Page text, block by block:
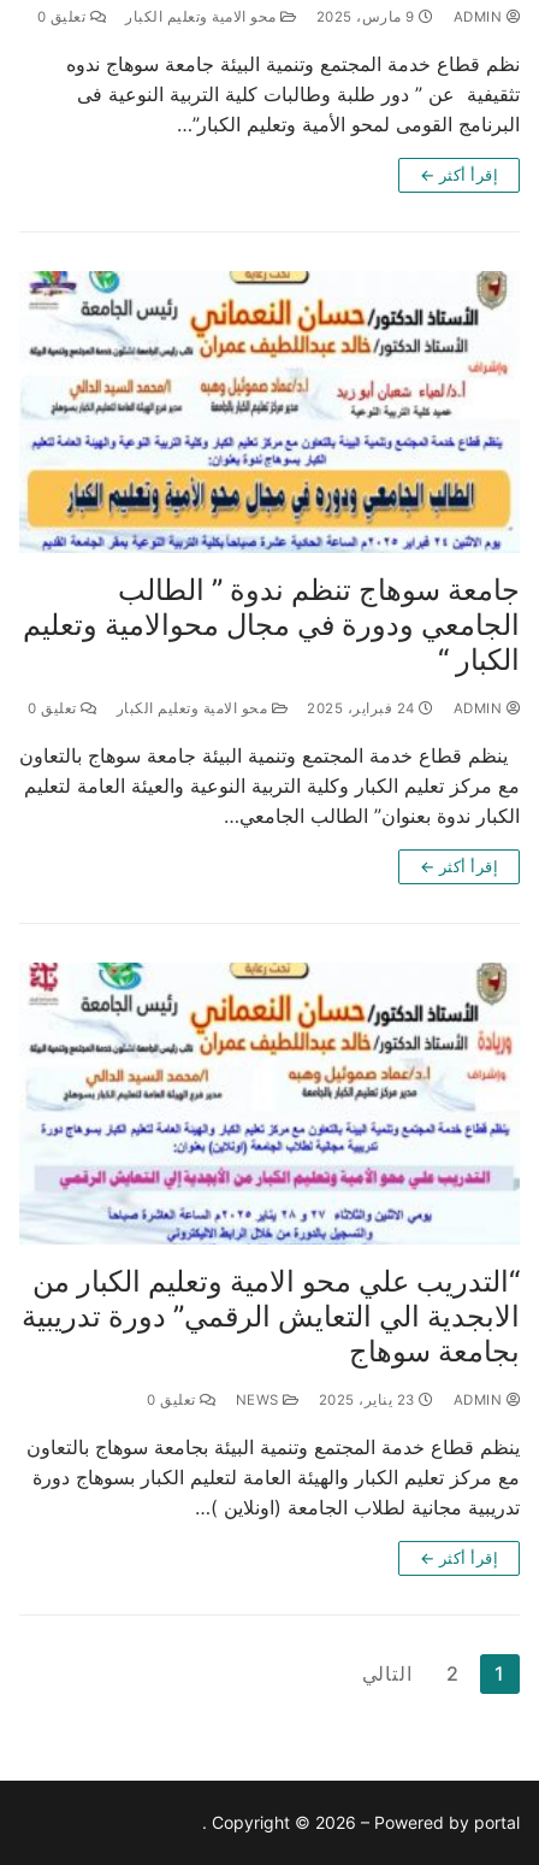
9 مارس، 2025 محو الامية وتعليم الكبار تعليق 0
نظم قطاع خدمة المجتمع وتنمية البيئة جامعة سوهاج ندوه
تثقيفية عن ” دور طلبة وطالبات كلية التربية النوعية فى
البرنامج القومى لمحو الأمية وتعليم الكبار”…
إقرأ أكثر ←
جامعة سوهاج تنظم ندوة ” الطالب
الجامعي ودورة في مجال محوالامية وتعليم
الكبار “
24 فبراير، 2025 محو الامية وتعليم الكبار تعليق 0
ينظم قطاع خدمة المجتمع وتنمية البيئة جامعة سوهاج بالتعاون
مع مركز تعليم الكبار وكلية التربية النوعية والعيئة العامة لتعليم
الكبار ندوة بعنوان” الطالب الجامعي…
إقرأ أكثر ←
“التدريب علي محو الامية وتعليم الكبار من
الابجدية الي التعايش الرقمي” دورة تدريبية
بجامعة سوهاج
23 يناير، 2025 تعليق 0
ينظم قطاع خدمة المجتمع وتنمية البيئة بجامعة سوهاج بالتعاون
مع مركز تعليم الكبار والهيئة العامة لتعليم الكبار بسوهاج دورة
تدريبية مجانية لطلاب الجامعة (اونلاين )…
إقرأ أكثر ←
1
2 التالي
Copyright © 2026 – Powered by portal .